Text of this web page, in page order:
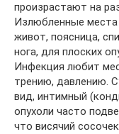
произрастают на
Излюбленные места
живот, поясница,
нога, для плоских
Инфекция любит
трению, давлению.
вид, интимный
опухоли часто
что висячий